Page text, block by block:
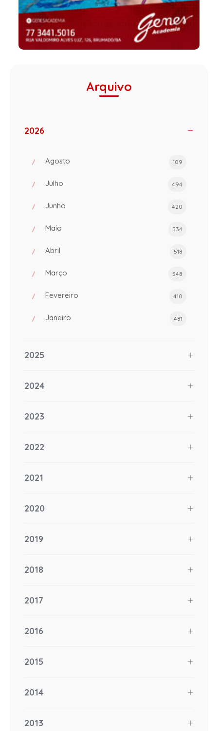
Arquivo
2026
Agosto 109
Julho 494
Junho 420
Maio 534
Abril 518
Março 548
Fevereiro 410
Janeiro 481
2025
2024
2023
2022
2021
2020
2019
2018
2017
2016
2015
2014
2013